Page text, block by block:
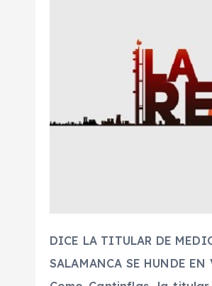
DICE LA TITULAR DE
SALAMANCA SE HUNDE